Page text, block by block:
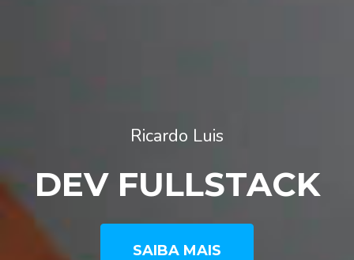
Ricardo Luis
DEV FULLSTACK
SAIBA MAIS